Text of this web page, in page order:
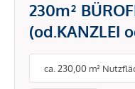
230m²
(od.KANZLEI
MIT 2
NETTOMIETE
ca. 230,00 m²